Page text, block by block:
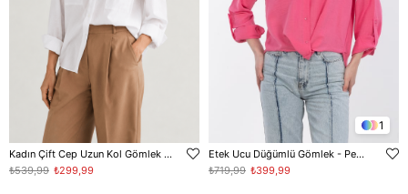
Kadın Çift Cep Uzun Kol Gömlek - Beyaz
₺299,99
₺539,99
1
Etek Ucu Düğümlü Gömlek - Pembe
₺399,99
₺719,99